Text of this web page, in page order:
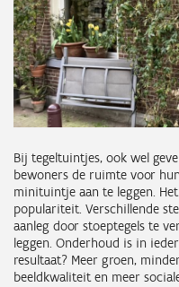
Bij tegeltuintjes, ook wel
bewoners de ruimte voor
minituintje aan te leggen.
populariteit. Verschillende
aanleg door stoeptegels te
leggen. Onderhoud is in
resultaat? Meer groen,
beeldkwaliteit en meer